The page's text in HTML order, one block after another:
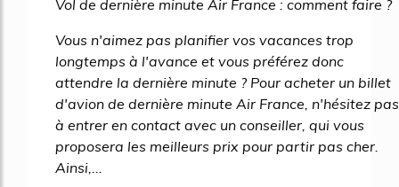
Vol de dernière minute Air France : comment faire ?
Vous n'aimez pas planifier vos vacances trop
longtemps à l'avance et vous préférez donc
attendre la dernière minute ? Pour acheter un billet
d'avion de dernière minute Air France, n'hésitez pas
à entrer en contact avec un conseiller, qui vous
proposera les meilleurs prix pour partir pas cher.
Ainsi,...